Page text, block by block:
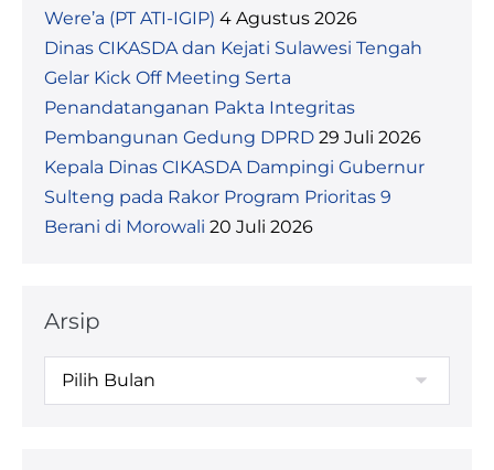
Were’a (PT ATI-IGIP) 4 Agustus 2026
Dinas CIKASDA dan Kejati Sulawesi Tengah
Gelar Kick Off Meeting Serta
Penandatanganan Pakta Integritas
Pembangunan Gedung DPRD 29 Juli 2026
Kepala Dinas CIKASDA Dampingi Gubernur
Sulteng pada Rakor Program Prioritas 9
Berani di Morowali 20 Juli 2026
Arsip